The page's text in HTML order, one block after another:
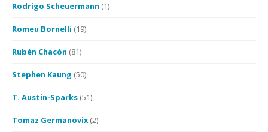
Rodrigo Scheuermann (1)
Romeu Bornelli (19)
Rubén Chacón (81)
Stephen Kaung (50)
T. Austin-Sparks (51)
Tomaz Germanovix (2)